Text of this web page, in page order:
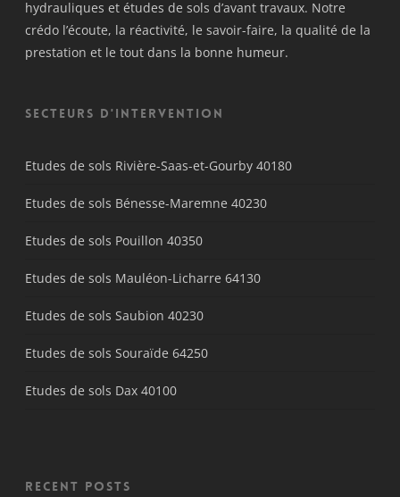
hydrauliques et études de sols d’avant travaux. Notre
crédo l’écoute, la réactivité, le savoir-faire, la qualité de la
prestation et le tout dans la bonne humeur.
Secteurs d'intervention
Etudes de sols Rivière-Saas-et-Gourby 40180
Etudes de sols Bénesse-Maremne 40230
Etudes de sols Pouillon 40350
Etudes de sols Mauléon-Licharre 64130
Etudes de sols Saubion 40230
Etudes de sols Souraïde 64250
Etudes de sols Dax 40100
Recent Posts